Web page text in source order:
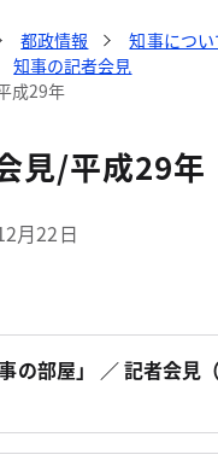
都政情報
知事につい
知事の記者会見
成29年
見/平成29年
月22日
の部屋」 ／ 記者会見